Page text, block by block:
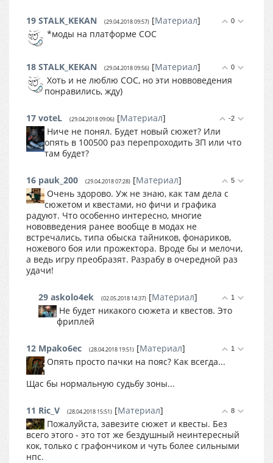
0
19 STALK_KEKAN (29.04.2018 09:57) [Материал]
*моды на платформе COC
0
18 STALK_KEKAN (29.04.2018 09:56) [Материал]
Хоть и не люблю COC, но эти новвоведения
понравились, жду)
-2
17 voteL (29.04.2018 09:06) [Материал]
Ниче не понял. Будет новый сюжет? Или
опять в 100500 раз перепроходить ЗП или что
там будет?
5
16 pauk_200 (29.04.2018 07:28) [Материал]
Очень здорово. Уж не знаю, как там дела с
сюжетом и квестами, но фичи и графика
радуют. Что особенно интересно, многие
нововведения ранее вообще в модах не
встречались, типа обыска тайников, фонариков,
ножевого боя или прожектора. Вроде бы и мелочи,
а ведь игру преобразят. Разрабу в очередной раз
удачи!
1
29 askolo4ek (02.05.2018 14:37) [Материал]
Не будет никакого сюжета и квестов. Это
фриплей
1
12 Mpako6ec (28.04.2018 19:51) [Материал]
Опять просто пачки на пояс? Как всегда...
Щас бы нормальную судьбу зоны...
8
11 Ric_V (28.04.2018 15:51) [Материал]
Пожалуйста, завезите сюжет и квесты. Без
всего этого - это тот же бездушный неинтересный
кок, только с графончиком и чуть более сильными
нпс.